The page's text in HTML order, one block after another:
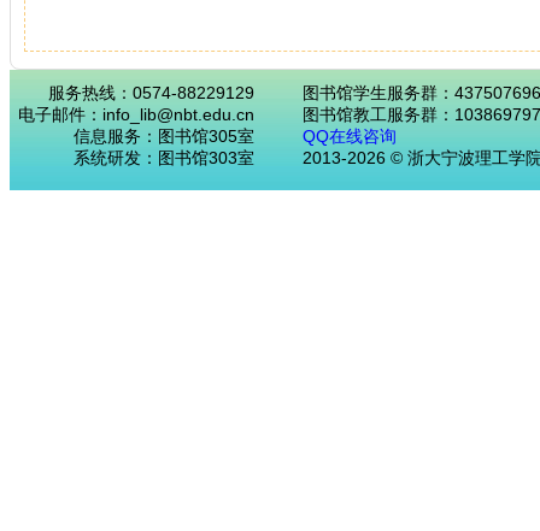
服务热线：0574-88229129
电子邮件：info_lib@nbt.edu.cn
信息服务：图书馆305室
系统研发：图书馆303室
图书馆学生服务群：437507696
图书馆教工服务群：
QQ在线咨询
2013-2026 © 浙大宁波理工学